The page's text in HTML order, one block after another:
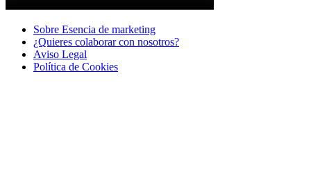
Sobre Esencia de marketing
¿Quieres colaborar con nosotros?
Aviso Legal
Polí­tica de Cookies